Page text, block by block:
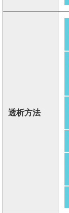
透析方法